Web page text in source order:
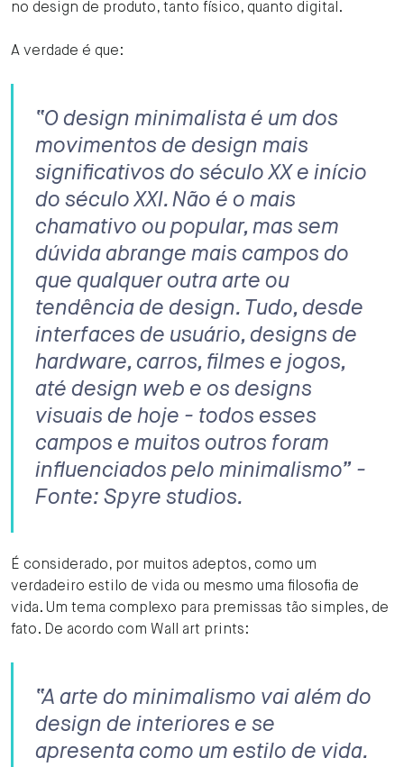
no design de produto, tanto físico, quanto digital.
A verdade é que:
“O design minimalista é um dos
movimentos de design mais
significativos do século XX e início
do século XXI. Não é o mais
chamativo ou popular, mas sem
dúvida abrange mais campos do
que qualquer outra arte ou
tendência de design. Tudo, desde
interfaces de usuário, designs de
hardware, carros, filmes e jogos,
até design web e os designs
visuais de hoje - todos esses
campos e muitos outros foram
influenciados pelo minimalismo” -
Fonte: Spyre studios.
É considerado, por muitos adeptos, como um
verdadeiro estilo de vida ou mesmo uma filosofia de
vida. Um tema complexo para premissas tão simples, de
fato. De acordo com Wall art prints:
“A arte do minimalismo vai além do
design de interiores e se
apresenta como um estilo de vida.